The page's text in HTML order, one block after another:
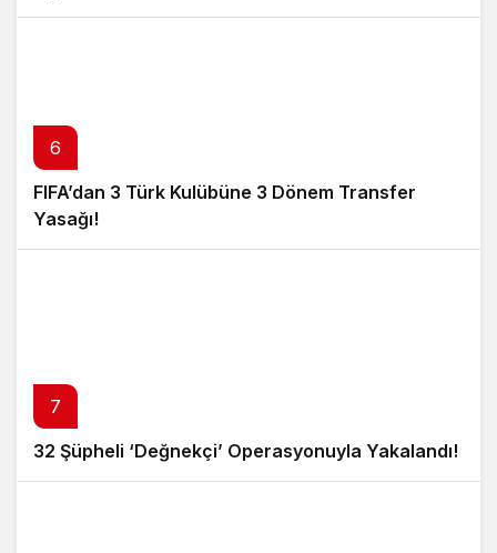
6
FIFA’dan 3 Türk Kulübüne 3 Dönem Transfer
Yasağı!
7
32 Şüpheli ‘Değnekçi’ Operasyonuyla Yakalandı!